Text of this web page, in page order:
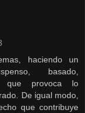
haciendo un
basado,
que provoca lo
De igual modo,
que contribuye